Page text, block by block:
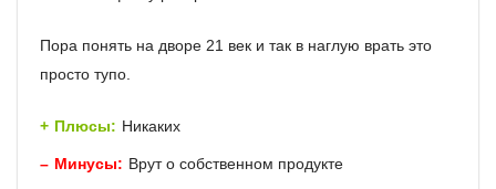
Пора понять на дворе 21 век и так в наглую врать это
просто тупо.
Плюсы: Никаких
Минусы: Врут о собственном продукте